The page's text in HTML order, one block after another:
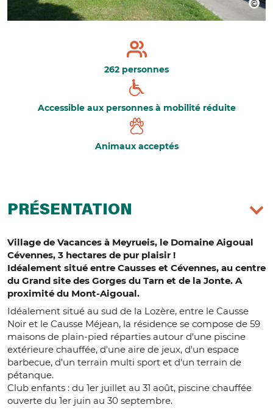
262 personnes
Accessible aux personnes à mobilité réduite
Animaux acceptés
PRÉSENTATION
Village de Vacances à Meyrueis, le Domaine Aigoual
Cévennes, 3 hectares de pur plaisir !
Idéalement situé entre Causses et Cévennes, au centre
du Grand site des Gorges du Tarn et de la Jonte. A
proximité du Mont-Aigoual.
Idéalement situé au sud de la Lozère, entre le Causse
Noir et le Causse Méjean, la résidence se compose de 59
maisons de plain-pied réparties autour d'une piscine
extérieure chauffée, d'une aire de jeux, d'un espace
barbecue, d'un terrain multi sport et d'un terrain de
pétanque.
Club enfants : du 1er juillet au 31 août, piscine chauffée
ouverte du 1er juin au 30 septembre.